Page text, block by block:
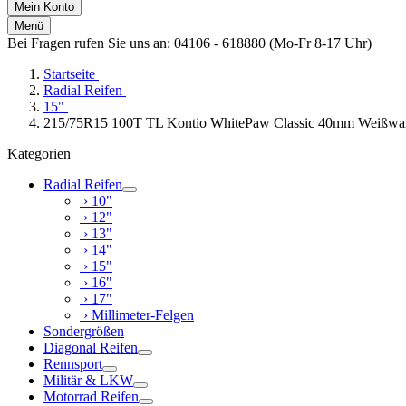
Mein Konto
Menü
Bei Fragen rufen Sie uns an: 04106 - 618880 (Mo-Fr 8-17 Uhr)
Startseite
Radial Reifen
15"
215/75R15 100T TL Kontio WhitePaw Classic 40mm
Kategorien
Radial Reifen
› 10"
› 12"
› 13"
› 14"
› 15"
› 16"
› 17"
› Millimeter-Felgen
Sondergrößen
Diagonal Reifen
Rennsport
Militär & LKW
Motorrad Reifen